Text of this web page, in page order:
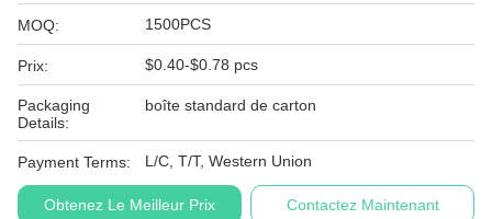
MOQ: 1500PCS
Prix: $0.40-$0.78 pcs
Packaging
Details:
boîte standard de carton
Payment Terms: L/C, T/T, Western Union
Obtenez Le Meilleur Prix Contactez Maintenant